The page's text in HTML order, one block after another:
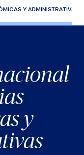
Y ADMINISTRATIVAS
y